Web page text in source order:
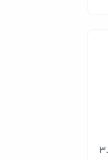
ابتدای خیابان منصور پلاک79 واحد3